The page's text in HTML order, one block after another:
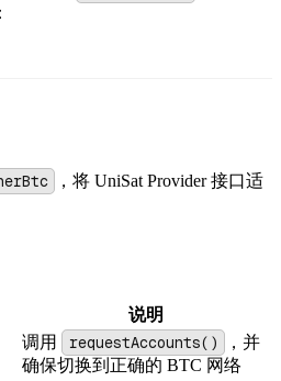
，将 UniSat Provider 接口适
说明
调用 requestAccounts()
，并
确保切换到正确的 BTC 网络